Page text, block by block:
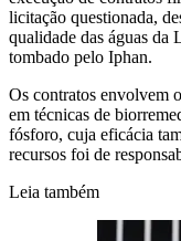
licitação questionada,
qualidade das águas
tombado pelo Iphan.
Os contratos envolvem
em técnicas de
fósforo, cuja eficácia
recursos foi de
Leia também